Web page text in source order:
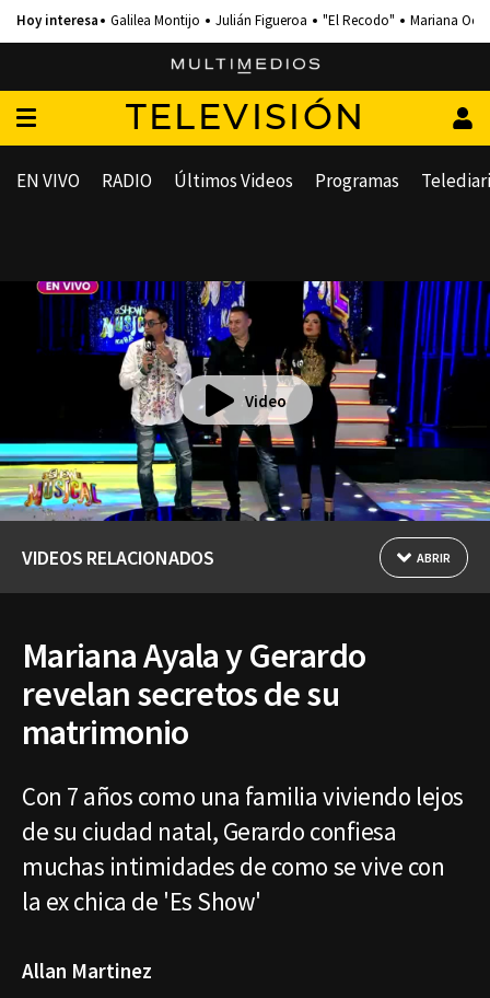
Galilea Montijo Julián Figueroa "El Recodo" Mariana
TELEVISIÓN
EN VIVO RADIO Últimos Videos Programas
Video
VIDEOS RELACIONADOS ABRIR
Mariana Ayala y Gerardo
revelan secretos de su
matrimonio
Con 7 años como una familia viviendo lejos
de su ciudad natal, Gerardo confiesa
muchas intimidades de como se vive con
la ex chica de 'Es Show'
Allan Martinez